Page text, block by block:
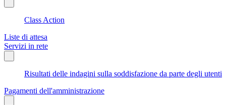
Class Action
Liste di attesa
Servizi in rete
Risultati delle indagini sulla soddisfazione da parte degli utenti
Pagamenti dell'amministrazione